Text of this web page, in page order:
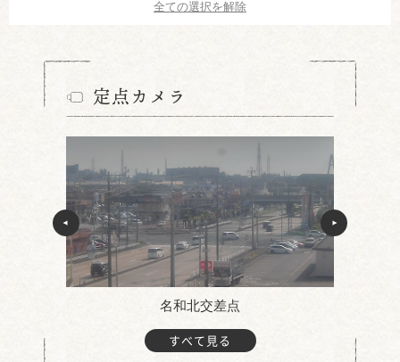
全ての選択を解除
定点カメラ
名和北交差点
すべて見る